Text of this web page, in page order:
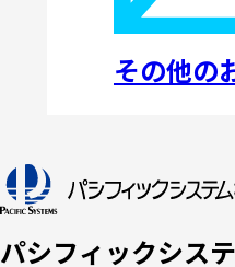
その他の
パシフィックシス